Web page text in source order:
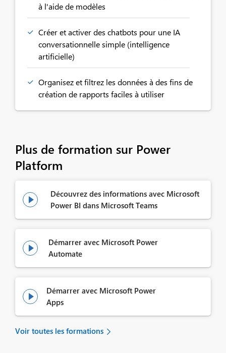
à l'aide de modèles
Créer et activer des chatbots pour une IA
conversationnelle simple (intelligence
artificielle)
Organisez et filtrez les données à des fins de
création de rapports faciles à utiliser
Plus de formation sur Power
Platform

Découvrez des informations avec Microsoft
Power BI dans Microsoft Teams

Démarrer avec Microsoft Power
Automate

Démarrer avec Microsoft Power
Apps
Voir toutes les formations